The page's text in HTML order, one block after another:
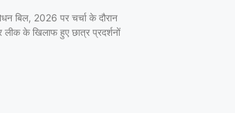
बिल, 2026 पर चर्चा के दौरान
लीक के खिलाफ हुए छात्र प्रदर्शनों